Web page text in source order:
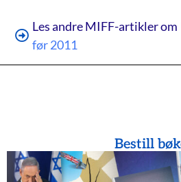
Les andre MIFF-artikler om
før 2011
Bestill